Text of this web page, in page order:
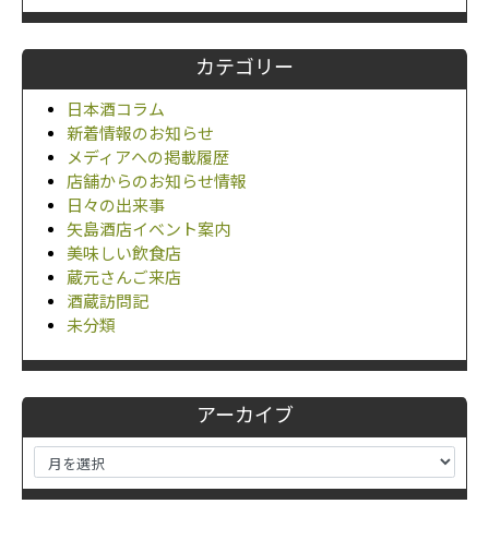
カテゴリー
日本酒コラム
新着情報のお知らせ
メディアへの掲載履歴
店舗からのお知らせ情報
日々の出来事
矢島酒店イベント案内
美味しい飲食店
蔵元さんご来店
酒蔵訪問記
未分類
アーカイブ